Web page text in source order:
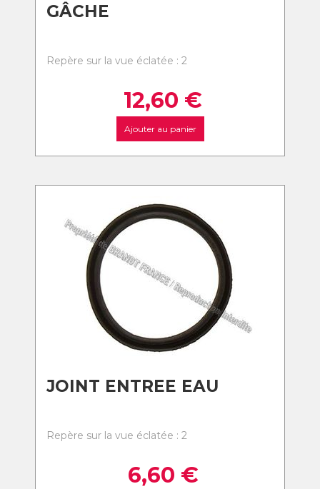
GÂCHE
Repère sur la vue éclatée : 2
12,60 €
Ajouter au panier
JOINT ENTREE EAU
Repère sur la vue éclatée : 2
6,60 €